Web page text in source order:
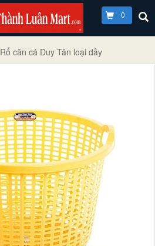
0
Rổ cân cá Duy Tân loại dầy